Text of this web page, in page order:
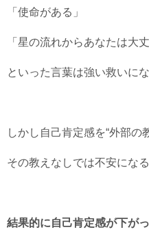
「使命がある」
「星の流れからあなたは大丈
といった言葉は強い救いにな
しかし自己肯定感を“外部の
その教えなしでは不安にな
結果的に自己肯定感が下がっ